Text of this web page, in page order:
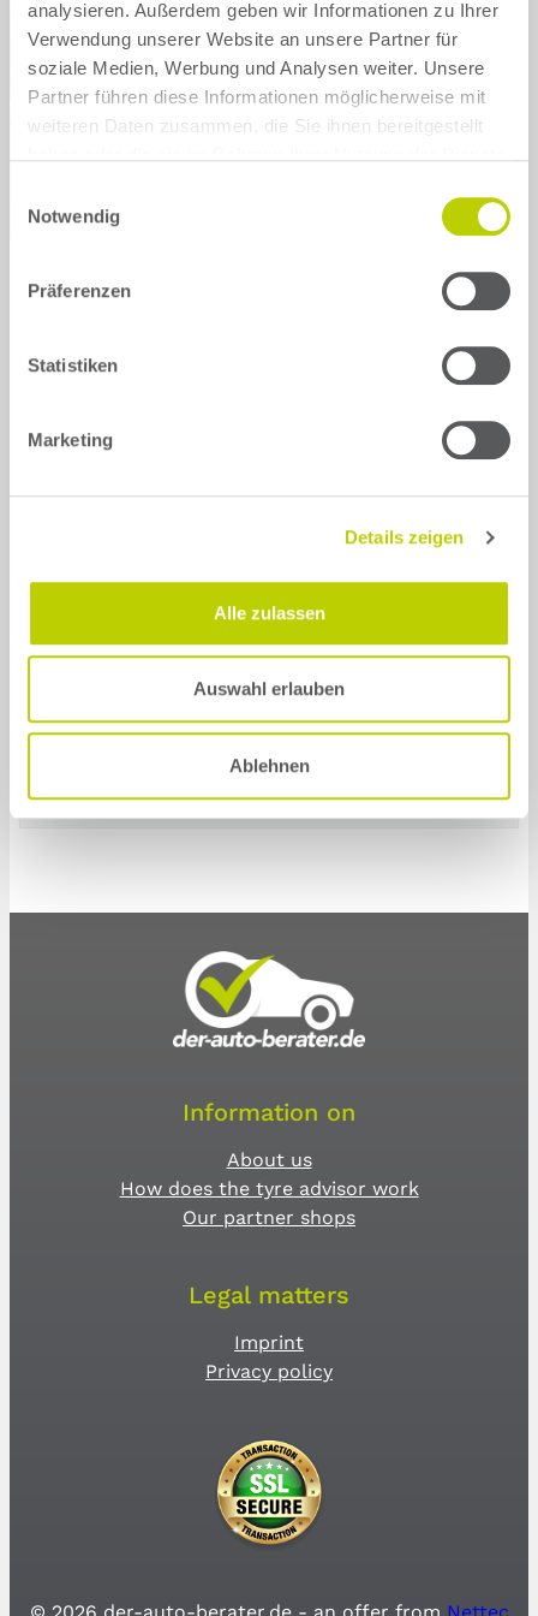
analysieren. Außerdem geben wir Informationen zu Ihrer
Verwendung unserer Website an unsere Partner für
soziale Medien, Werbung und Analysen weiter. Unsere
Partner führen diese Informationen möglicherweise mit
weiteren Daten zusammen, die Sie ihnen bereitgestellt
Notwendig
Präferenzen
Statistiken
Marketing
Details zeigen
Alle zulassen
Auswahl erlauben
Ablehnen
Skoda Tesla
Toyota VW
Back
BMW
Select your model generation for
i7 G70 M Performance
Information on
About us
How does the tyre advisor work
Our partner shops
Legal matters
Imprint
Privacy policy